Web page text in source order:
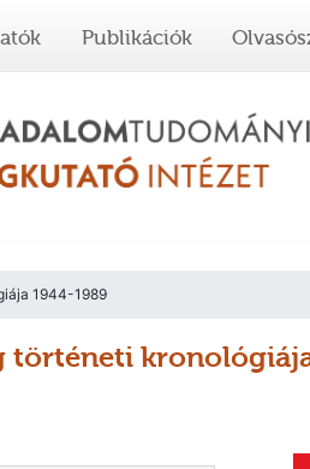
Publikációk
1944-1989
történeti